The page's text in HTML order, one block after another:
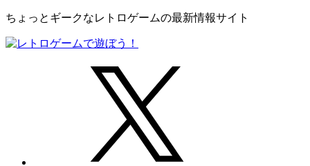
ちょっとギークなレトロゲームの最新情報サイト